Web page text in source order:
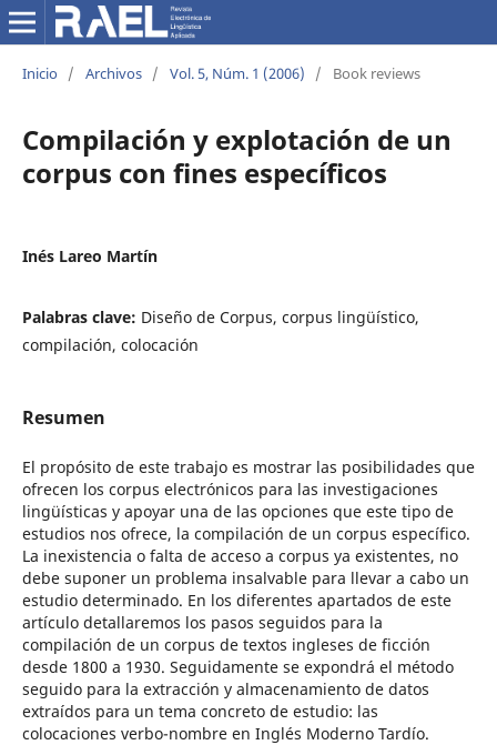
Inicio / Archivos / Vol. 5, Núm. 1 (2006) / Book reviews
Compilación y explotación de un
corpus con fines específicos
Inés Lareo Martín
Palabras clave: Diseño de Corpus, corpus lingüístico,
compilación, colocación
Resumen
El propósito de este trabajo es mostrar las posibilidades que
ofrecen los corpus electrónicos para las investigaciones
lingüísticas y apoyar una de las opciones que este tipo de
estudios nos ofrece, la compilación de un corpus específico.
La inexistencia o falta de acceso a corpus ya existentes, no
debe suponer un problema insalvable para llevar a cabo un
estudio determinado. En los diferentes apartados de este
artículo detallaremos los pasos seguidos para la
compilación de un corpus de textos ingleses de ficción
desde 1800 a 1930. Seguidamente se expondrá el método
seguido para la extracción y almacenamiento de datos
extraídos para un tema concreto de estudio: las
colocaciones verbo-nombre en Inglés Moderno Tardío.